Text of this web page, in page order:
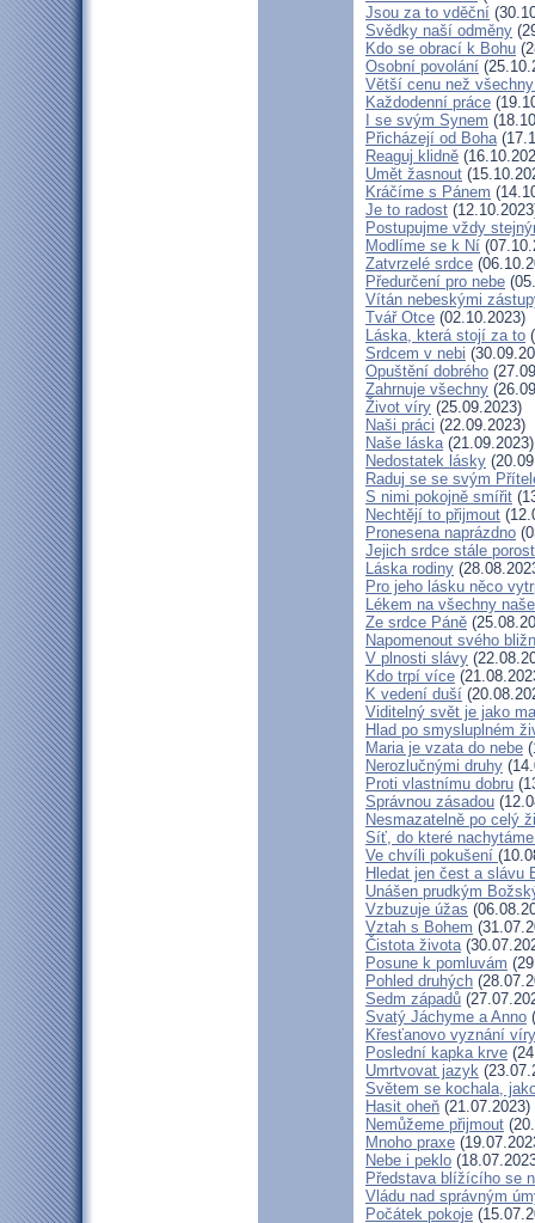
Jsou za to vděční
Svědky naší odměny
Kdo se obrací k Bohu
Osobní povolání
Větší cenu než
Každodenní práce
I se svým Synem
Přicházejí od Boha
Reaguj klidně
Umět žasnout
Kráčíme s Pánem
Je to radost
Postupujme vždy
Modlíme se k Ní
Zatvrzelé srdce
Předurčení pro nebe
Vítán nebeskými
Tvář Otce (02.10.2023)
Láska, která stojí za to
Srdcem v nebi
Opuštění dobrého
Zahrnuje všechny
Život víry (25.09.2023)
Naši práci (22.09.2023)
Naše láska(21.09.2023)
Nedostatek lásky
Raduj se se svým
S nimi pokojně smířit
Nechtějí to přijmout
Pronesena naprázdno
Jejich srdce stále
Láska rodiny
Pro jeho lásku něco
Lékem na všechny
Ze srdce Páně
Napomenout svého
V plnosti slávy
Kdo trpí více
K vedení duší
Viditelný svět je jako
Hlad po smysluplném
Maria je vzata do nebe
Nerozlučnými druhy
Proti vlastnímu dobru
Správnou zásadou
Nesmazatelně po celý
Síť, do které
Ve chvíli pokušení
Hledat jen čest a slávu
Unášen prudkým
Vzbuzuje úžas
Vztah s Bohem
Čistota života
Posune k pomluvám
Pohled druhých
Sedm západů
Svatý Jáchyme a Anno
Křesťanovo vyznání
Poslední kapka krve
Umrtvovat jazyk
Světem se kochala,
Hasit oheň (21.07.2023)
Nemůžeme přijmout
Mnoho praxe
Nebe i peklo
Představa blížícího se
Vládu nad správným
Počátek pokoje